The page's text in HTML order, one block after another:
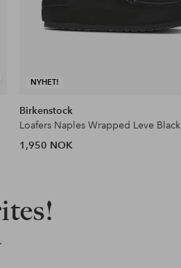
NYHET!
Birkenstock
Loafers Naples Wrapped Leve Black
1,950 NOK